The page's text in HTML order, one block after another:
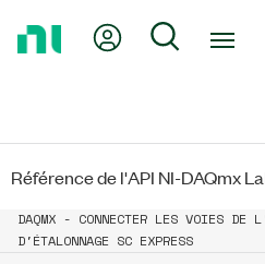
My Account
Search
Référence de l'API NI-DAQmx
DAQMX - CONNECTER LES VOIES DE
D'ÉTALONNAGE SC EXPRESS